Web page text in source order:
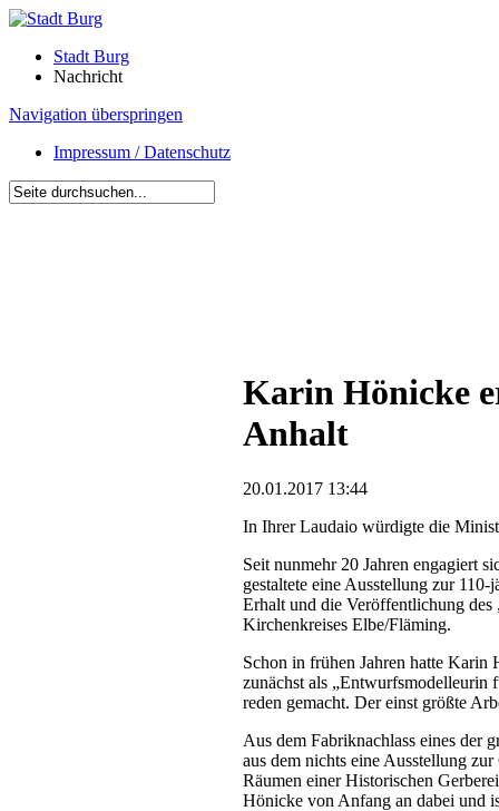
Stadt Burg
Nachricht
Navigation überspringen
Impressum / Datenschutz
Karin Hönicke
Anhalt
20.01.2017 13:44
In Ihrer Laudaio würdigte die
Seit nunmehr 20 Jahren engagiert
gestaltete eine Ausstellung zur
Erhalt und die Veröffentlichung des
Kirchenkreises Elbe/Fläming.
Schon in frühen Jahren hatte
zunächst als „Entwurfsmodelleurin
reden gemacht. Der einst größte
Aus dem Fabriknachlass eines der
aus dem nichts eine Ausstellung
Räumen einer Historischen
Hönicke von Anfang an dabei und